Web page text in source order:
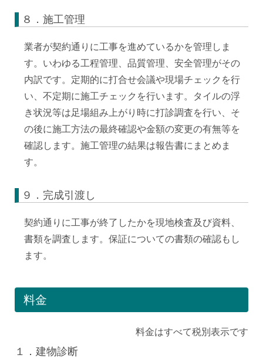
８．施工管理
業者が契約通りに工事を進めているかを管理しま
す。いわゆる工程管理、品質管理、安全管理がその
内訳です。定期的に打合せ会議や現場チェックを行
い、不定期に施工チェックを行います。タイルの浮
き状況等は足場組み上がり時に打診調査を行い、そ
の後に施工方法の最終確認や金額の変更の有無等を
確認します。施工管理の結果は報告書にまとめま
す。
９．完成引渡し
契約通りに工事が終了したかを現地検査及び資料、
書類を調査します。保証についての書類の確認もし
ます。
料金
料金はすべて税別表示です
１．建物診断